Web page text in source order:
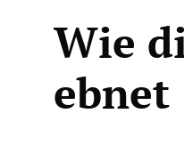
Wie
ebnet